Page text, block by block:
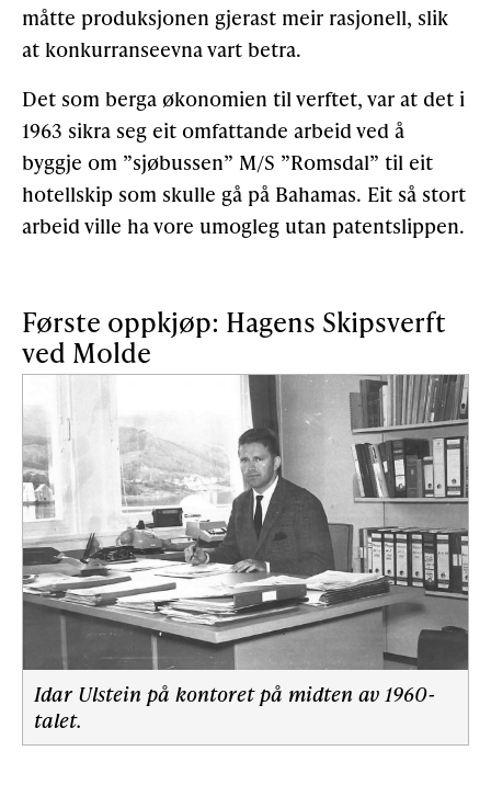
måtte produksjonen gjerast meir rasjonell, slik
at konkurranseevna vart betra.
Det som berga økonomien til verftet, var at det i
1963 sikra seg eit omfattande arbeid ved å
byggje om ”sjøbussen” M/S ”Romsdal” til eit
hotellskip som skulle gå på Bahamas. Eit så stort
arbeid ville ha vore umogleg utan patentslippen.
Første oppkjøp: Hagens Skipsverft
ved Molde
Idar Ulstein på kontoret på midten av 1960-
talet.